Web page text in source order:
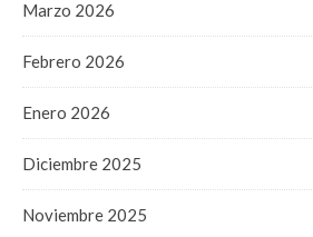
Marzo 2026
Febrero 2026
Enero 2026
Diciembre 2025
Noviembre 2025